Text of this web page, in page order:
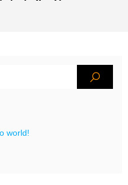
world!